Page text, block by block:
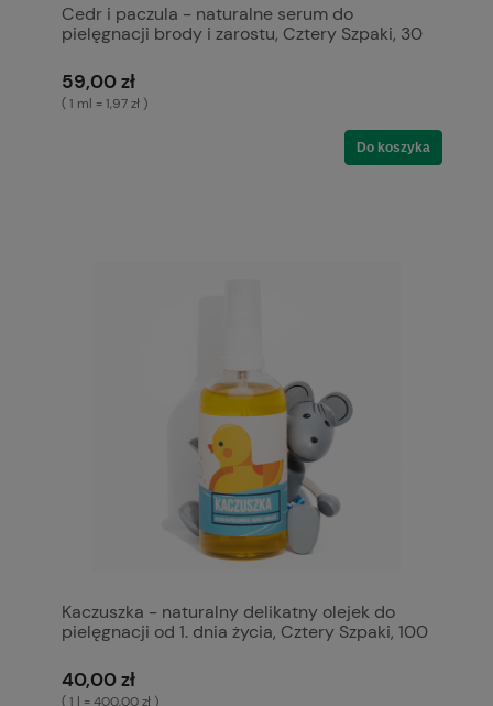
Cedr i paczula - naturalne serum do
pielęgnacji brody i zarostu, Cztery Szpaki, 30
59,00 zł
( 1 ml = 1,97 zł )
Do koszyka
Kaczuszka - naturalny delikatny olejek do
pielęgnacji od 1. dnia życia, Cztery Szpaki, 100
40,00 zł
( 1 l = 400,00 zł )